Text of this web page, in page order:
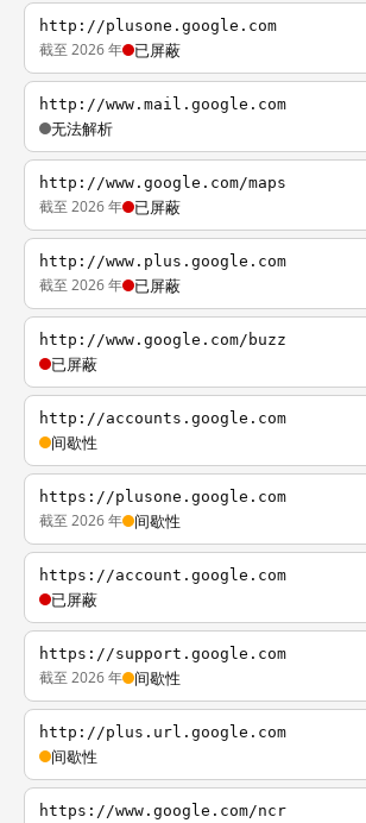
http://plusone.google.com
截至 2026 年 已屏蔽
http://www.mail.google.com
无法解析
http://www.google.com/maps
截至 2026 年 已屏蔽
http://www.plus.google.com
截至 2026 年 已屏蔽
http://www.google.com/buzz
已屏蔽
http://accounts.google.com
间歇性
https://plusone.google.com
截至 2026 年 间歇性
https://account.google.com
已屏蔽
https://support.google.com
截至 2026 年 间歇性
http://plus.url.google.com
间歇性
https://www.google.com/ncr